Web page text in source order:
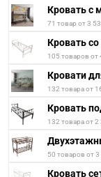
Кровать с
71 товар от 3
Кровать
105 товаров от
Кровати
132 товара от
Кровать
132 товара от 2
50 товаров от 3
Кровать